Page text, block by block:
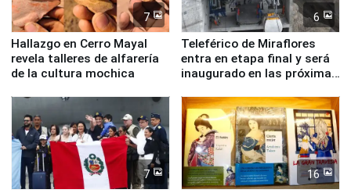
7
Hallazgo en Cerro Mayal
revela talleres de alfarería
de la cultura mochica
6
Teleférico de Miraflores
entra en etapa final y será
inaugurado en las próximas
7 16